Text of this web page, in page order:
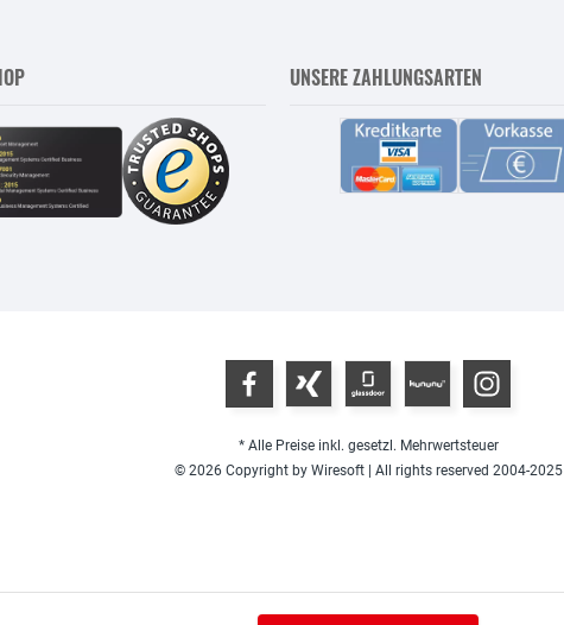
UNSERE ZAHLUNGSARTEN
* Alle Preise inkl. gesetzl. Mehrwertsteuer
© 2026 Copyright by Wiresoft | All rights reserved 2004-2025